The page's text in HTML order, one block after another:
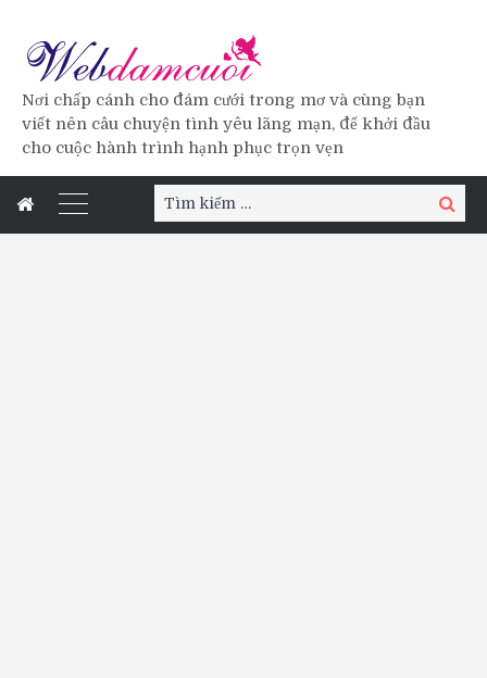
Nơi chấp cánh cho đám cưới trong mơ và cùng bạn
viết nên câu chuyện tình yêu lãng mạn, để khởi đầu
cho cuộc hành trình hạnh phục trọn vẹn
Tìm
kiếm:
Tìm
kiếm